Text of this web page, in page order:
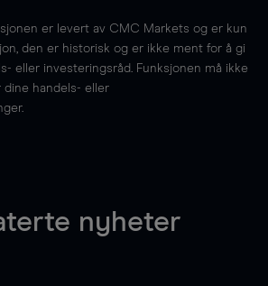
er levert av CMC Markets og er kun
den er historisk og er ikke ment for å gi
eller investeringsråd. Funksjonen må ikke
handels- eller
nyheter